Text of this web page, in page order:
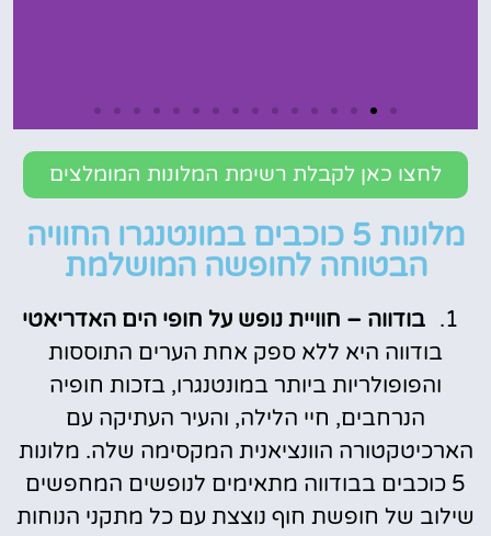
Iberostar
Slavija
להזמנת חדר במלון
לחצו כאן
לחצו כאן לקבלת רשימת המלונות המומלצים
מלונות 5 כוכבים במונטנגרו החוויה
הבטוחה לחופשה המושלמת
בודווה – חוויית נופש על חופי הים האדריאטי
בודווה היא ללא ספק אחת הערים התוססות
והפופולריות ביותר במונטנגרו, בזכות חופיה
הנרחבים, חיי הלילה, והעיר העתיקה עם
הארכיטקטורה הוונציאנית המקסימה שלה. מלונות
5 כוכבים בבודווה מתאימים לנופשים המחפשים
שילוב של חופשת חוף נוצצת עם כל מתקני הנוחות